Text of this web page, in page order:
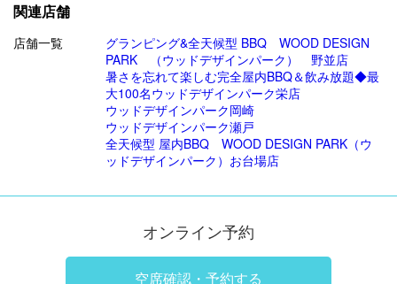
関連店舗
店舗一覧
グランピング&全天候型 BBQ WOOD DESIGN
PARK （ウッドデザインパーク） 野並店
暑さを忘れて楽しむ完全屋内BBQ＆飲み放題◆最
大100名ウッドデザインパーク栄店
ウッドデザインパーク岡崎
ウッドデザインパーク瀬戸
全天候型 屋内BBQ WOOD DESIGN PARK（ウ
ッドデザインパーク）お台場店
オンライン予約
空席確認・予約する